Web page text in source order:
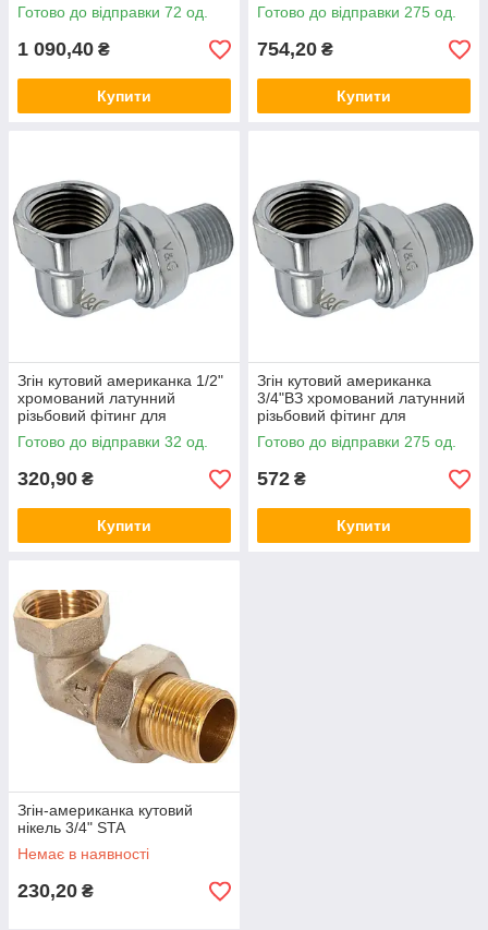
Готово до відправки 72 од.
1 090,40 ₴
Купити
Готово до відправки 275 од.
754,20 ₴
Купити
Згін кутовий американка 1/2"
хромований латунний
різьбовий фітинг для
водопровідних труб V&G
Готово до відправки 32 од.
320,90 ₴
Купити
Згін кутовий американка
3/4"ВЗ хромований латунний
різьбовий фітинг для
водопровідних труб V&G
Готово до відправки 275 од.
572 ₴
Купити
Згін-американка кутовий
нікель 3/4" STA
Немає в наявності
230,20 ₴